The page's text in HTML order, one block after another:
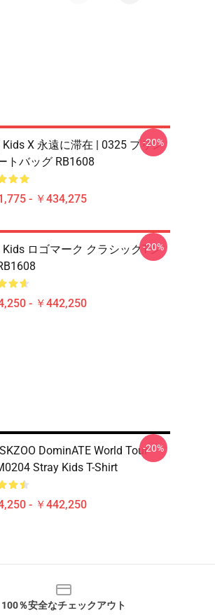
Kids X 永遠に滞在 | 0325 プリン
トバッグ RB1608
- ￥434,275
-20%
Kids ロゴマーク クラシックTシ
- ￥442,250
-20%
DominATE World Tour
Stray Kids T-Shirt
- ￥442,250
-20%
100％安全なチェックアウト